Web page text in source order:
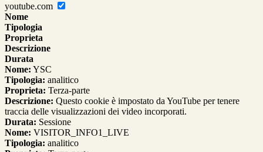
youtube.com
Nome
Tipologia
Proprieta
Descrizione
Durata
Nome: YSC
Tipologia: analitico
Proprieta: Terza-parte
Descrizione: Questo cookie è impostato da YouTube per tenere
traccia delle visualizzazioni dei video incorporati.
Durata: Sessione
Nome: VISITOR_INFO1_LIVE
Tipologia: analitico